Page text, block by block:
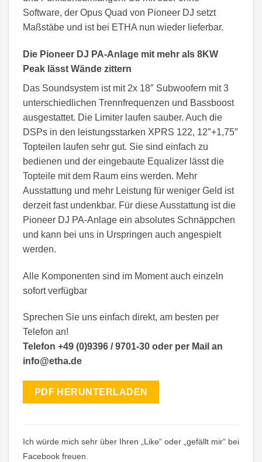
Software, der Opus Quad von Pioneer DJ setzt
Maßstäbe und ist bei ETHA nun wieder lieferbar.
Die Pioneer DJ PA-Anlage mit mehr als 8KW
Peak lässt Wände zittern
Das Soundsystem ist mit 2x 18″ Subwoofern mit 3
unterschiedlichen Trennfrequenzen und Bassboost
ausgestattet. Die Limiter laufen sauber. Auch die
DSPs in den leistungsstarken XPRS 122, 12″+1,75″
Topteilen laufen sehr gut. Sie sind einfach zu
bedienen und der eingebaute Equalizer lässt die
Topteile mit dem Raum eins werden. Mehr
Ausstattung und mehr Leistung für weniger Geld ist
derzeit fast undenkbar. Für diese Ausstattung ist die
Pioneer DJ PA-Anlage ein absolutes Schnäppchen
und kann bei uns in Urspringen auch angespielt
werden.
Alle Komponenten sind im Moment auch einzeln
sofort verfügbar
Sprechen Sie uns einfach direkt, am besten per
Telefon an!
Telefon +49 (0)9396 / 9701-30 oder per Mail an
info@etha.de
PDF HERUNTERLADEN
Ich würde mich sehr über Ihren „Like“ oder „gefällt mir“ bei
Facebook freuen.